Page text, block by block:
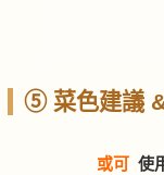
⑤ 菜色建議
或可 使